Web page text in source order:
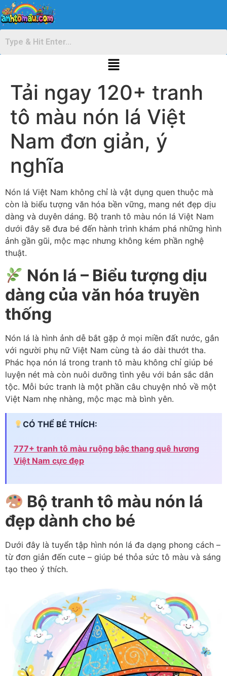
Tải ngay 120+ tranh
tô màu nón lá Việt
Nam đơn giản, ý
nghĩa
Nón lá Việt Nam không chỉ là vật dụng quen thuộc mà
còn là biểu tượng văn hóa bền vững, mang nét đẹp dịu
dàng và duyên dáng. Bộ tranh tô màu nón lá Việt Nam
dưới đây sẽ đưa bé đến hành trình khám phá những hình
ảnh gần gũi, mộc mạc nhưng không kém phần nghệ
thuật.
Nón lá – Biểu tượng dịu
dàng của văn hóa truyền
thống
Nón lá là hình ảnh dễ bắt gặp ở mọi miền đất nước, gắn
với người phụ nữ Việt Nam cùng tà áo dài thướt tha.
Phác họa nón lá trong tranh tô màu không chỉ giúp bé
luyện nét mà còn nuôi dưỡng tình yêu với bản sắc dân
tộc. Mỗi bức tranh là một phần câu chuyện nhỏ về một
Việt Nam nhẹ nhàng, mộc mạc mà bình yên.
CÓ THỂ BÉ THÍCH:
777+ tranh tô màu ruộng bậc thang quê hương
Việt Nam cực đẹp
Bộ tranh tô màu nón lá
đẹp dành cho bé
Dưới đây là tuyển tập hình nón lá đa dạng phong cách –
từ đơn giản đến cute – giúp bé thỏa sức tô màu và sáng
tạo theo ý thích.